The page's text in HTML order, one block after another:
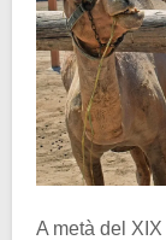
A metà del